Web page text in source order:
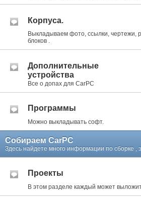
Корпуса.
Выкладываем фото, ссылки, чертежи,
блоков .
Дополнительные
устройства
Все о допах для CarPC
Программы
Можно выкладывать софт.
Собираем CarPC
Здесь найдете много информации по сборке ,
Проекты
В этом разделе каждый может